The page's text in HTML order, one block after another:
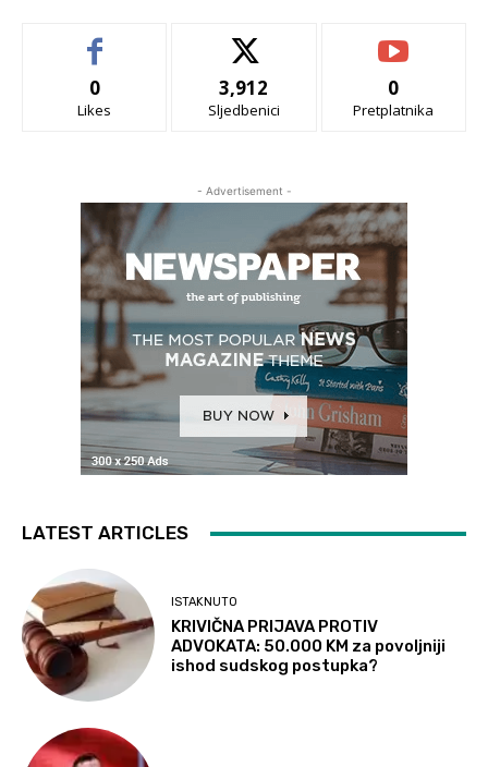
0
Likes
3,912
Sljedbenici
0
Pretplatnika
- Advertisement -
LATEST ARTICLES
ISTAKNUTO
KRIVIČNA PRIJAVA PROTIV
ADVOKATA: 50.000 KM za povoljniji
ishod sudskog postupka?